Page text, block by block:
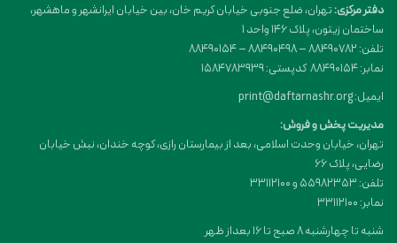
دفتر مرکزی:تهران، ضلع جنوبی خیابان کریم خان، بین خیابان ایرانشهر و ماهشهر،
ساختمان زیتون، پلاک 146 واحد 1
تلفن: 88490782 – 88490498 – 88490154
نمابر: 88490154 کدپستی: 1584783939
ایمیل: print@daftarnashr.org
مدیریت پخش و فروش:
تهران، خیابان وحدت اسلامی، بعد از بیمارستان رازی، کوچه خندان، نبش خیابان
رضایی، پلاک ۶۶
تلفن: 55982353 و 33112100
نمابر: 33112100
شنبه تا چهارشنبه 8 صبح تا 16 بعداز ظهر